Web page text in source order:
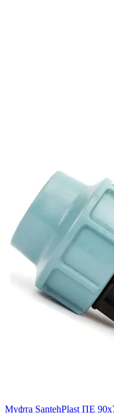
Муфта SantehPlast ПЕ